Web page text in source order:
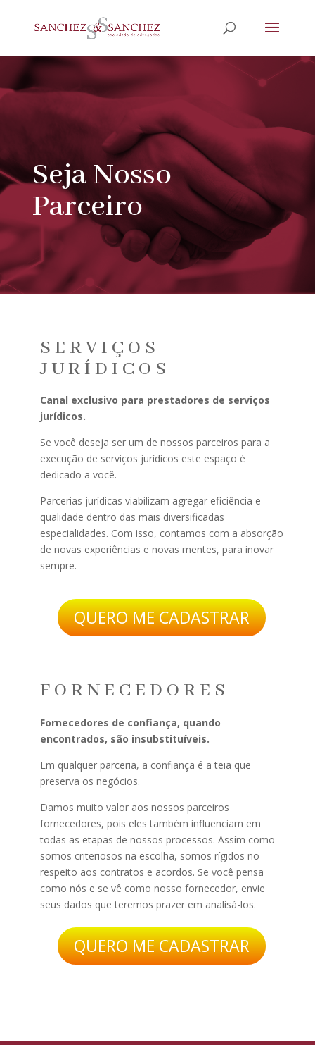
Seja Nosso
Parceiro
SERVIÇOS
JURÍDICOS
Canal exclusivo para prestadores de serviços
jurídicos.
Se você deseja ser um de nossos parceiros para a
execução de serviços jurídicos este espaço é
dedicado a você.
Parcerias jurídicas viabilizam agregar eficiência e
qualidade dentro das mais diversificadas
especialidades. Com isso, contamos com a absorção
de novas experiências e novas mentes, para inovar
sempre.
QUERO ME CADASTRAR
FORNECEDORES
Fornecedores de confiança, quando
encontrados, são insubstituíveis.
Em qualquer parceria, a confiança é a teia que
preserva os negócios.
Damos muito valor aos nossos parceiros
fornecedores, pois eles também influenciam em
todas as etapas de nossos processos. Assim como
somos criteriosos na escolha, somos rígidos no
respeito aos contratos e acordos. Se você pensa
como nós e se vê como nosso fornecedor, envie
seus dados que teremos prazer em analisá-los.
QUERO ME CADASTRAR